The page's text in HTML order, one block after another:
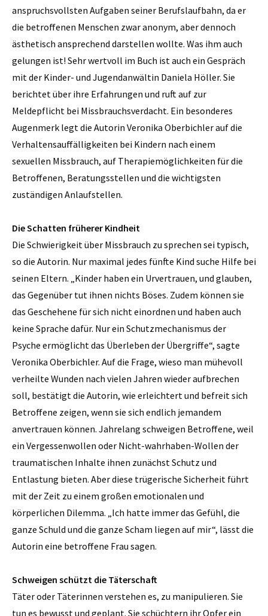
anspruchsvollsten Aufgaben seiner Berufslaufbahn, da er
die betroffenen Menschen zwar anonym, aber dennoch
ästhetisch ansprechend darstellen wollte. Was ihm auch
gelungen ist! Sehr wertvoll im Buch ist auch ein Gespräch
mit der Kinder- und Jugendanwältin Daniela Höller. Sie
berichtet über ihre Erfahrungen und ruft auf zur
Meldepflicht bei Missbrauchsverdacht. Ein besonderes
Augenmerk legt die Autorin Veronika Oberbichler auf die
Verhaltensauffälligkeiten bei Kindern nach einem
sexuellen Missbrauch, auf Therapiemöglichkeiten für die
Betroffenen, Beratungsstellen und die wichtigsten
zuständigen Anlaufstellen.
Die Schatten früherer Kindheit
Die Schwierigkeit über Missbrauch zu sprechen sei typisch,
so die Autorin. Nur maximal jedes fünfte Kind suche Hilfe bei
seinen Eltern. „Kinder haben ein Urvertrauen, und glauben,
das Gegenüber tut ihnen nichts Böses. Zudem können sie
das Geschehene für sich nicht einordnen und haben auch
keine Sprache dafür. Nur ein Schutzmechanismus der
Psyche ermöglicht das Überleben der Übergriffe“, sagte
Veronika Oberbichler. Auf die Frage, wieso man mühevoll
verheilte Wunden nach vielen Jahren wieder aufbrechen
soll, bestätigt die Autorin, wie erleichtert und befreit sich
Betroffene zeigen, wenn sie sich endlich jemandem
anvertrauen können. Jahrelang schweigen Betroffene, weil
ein Vergessenwollen oder Nicht-wahrhaben-Wollen der
traumatischen Inhalte ihnen zunächst Schutz und
Entlastung bieten. Aber diese trügerische Sicherheit führt
mit der Zeit zu einem großen emotionalen und
körperlichen Dilemma. „Ich hatte immer das Gefühl, die
ganze Schuld und die ganze Scham liegen auf mir“, lässt die
Autorin eine betroffene Frau sagen.
Schweigen schützt die Täterschaft
Täter oder Täterinnen verstehen es, zu manipulieren. Sie
tun es bewusst und geplant. Sie schüchtern ihr Opfer ein